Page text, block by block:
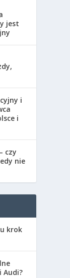
jest
i
i
czy
nie
krok
Audi?